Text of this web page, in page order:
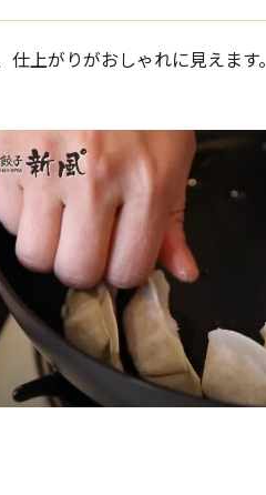
上がりがおしゃれに見えます。